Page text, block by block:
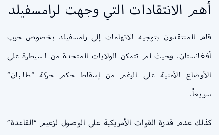
أهم الانتقادات التي وجهت لرامسفيلد
قام المنتقدون بتوجيه الاتهامات إلى رامسفيلد بخصوص حرب
أفغانستان. وحيث لم تتمكن الولايات المتحدة من السيطرة على
الأوضاع الأمنية على الرغم من إسقاط حكم حركة “طالبان”
سريعاً.
كذلك عدم قدرة القوات الأمريكية على الوصول لزعيم “القاعدة”